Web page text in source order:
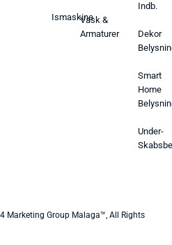
IsmaskineVask &
Armaturer
Indb.
Dekor
Smart
Home
Under-
Marketing Group Malaga™, All Rights